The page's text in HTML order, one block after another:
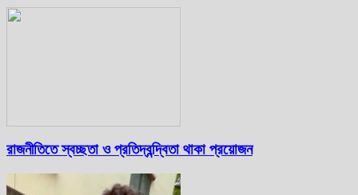
রাজনীতিতে স্বচ্ছতা ও প্রতিদ্বন্দ্বিতা থাকা প্রয়োজন